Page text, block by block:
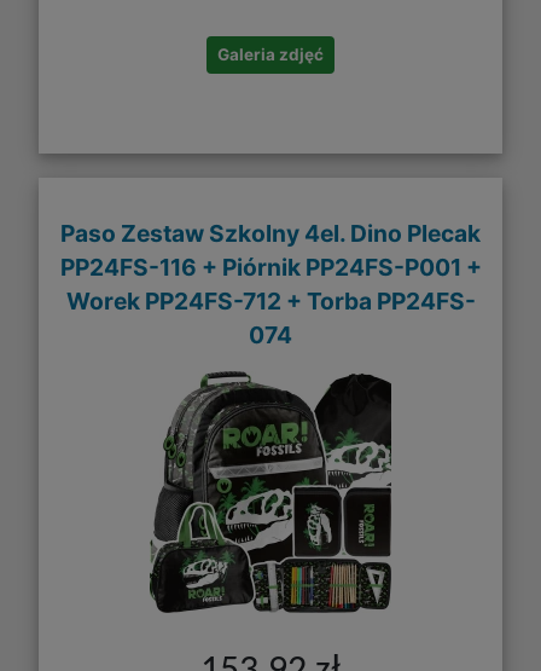
Galeria zdjęć
Paso Zestaw Szkolny 4el. Dino Plecak
PP24FS-116 + Piórnik PP24FS-P001 +
Worek PP24FS-712 + Torba PP24FS-
074